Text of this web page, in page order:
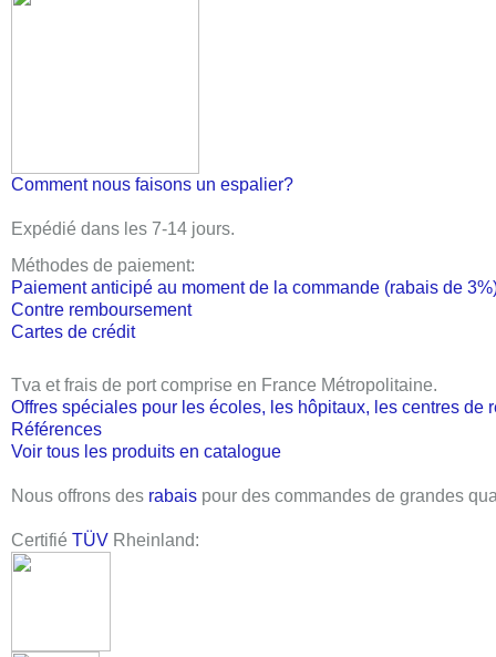
Comment nous faisons un espalier?
Expédié dans les 7-14 jours.
Méthodes de paiement:
Paiement anticipé au moment de la commande (rabais de
Contre remboursement
Cartes de crédit
Tva et frais de port comprise en France Métropolitaine.
Offres spéciales pour les écoles, les hôpitaux, les centres de
Références
Voir tous les produits en catalogue
Nous offrons des rabais pour des commandes de grandes
Certifié TÜV Rheinland: